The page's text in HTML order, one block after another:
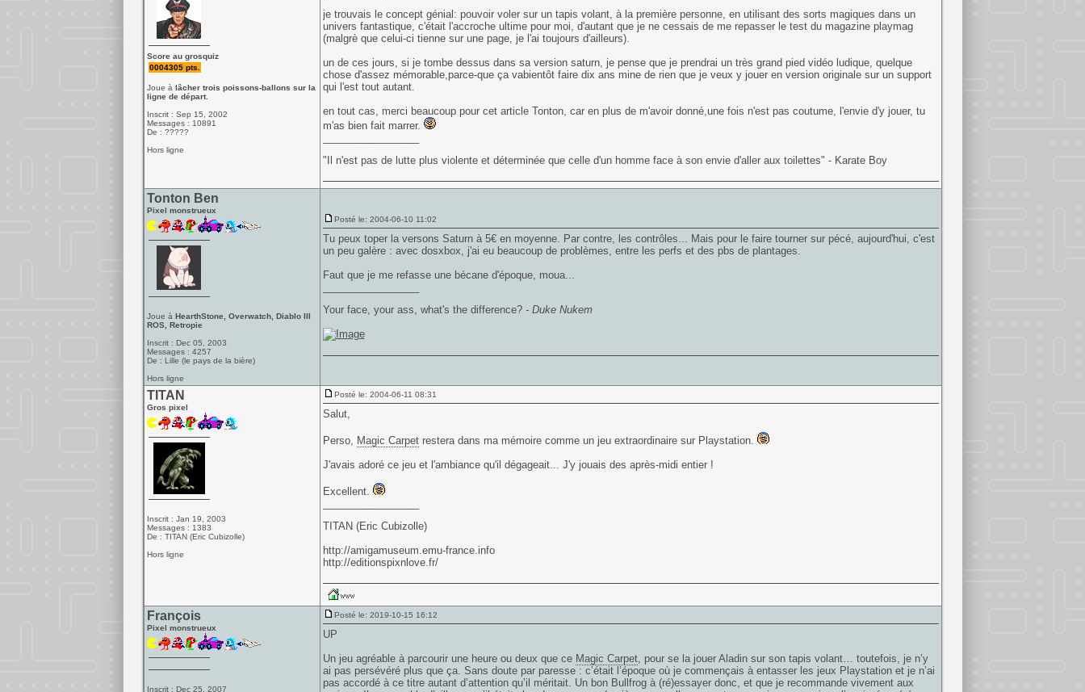
Score au grosquiz
0004305 pts.
Joue à lâcher trois poissons-ballons sur la
ligne de départ.
Inscrit : Sep 15, 2002
Messages : 10891
De : ?????
Hors ligne
je trouvais le concept génial: pouvoir voler sur un tapis volant, à la première personne, en utilisant des sorts magiques dans un
univers fantastique, c'était l'accroche ultime pour moi, d'autant que je ne cessais de me repasser le test du magazine playmag
(malgrè que celui-ci tienne sur une page, je l'ai toujours d'ailleurs).
un de ces jours, si je tombe dessus dans sa version saturn, je pense que je prendrai un très grand pied vidéo ludique, quelque
chose d'assez mémorable,parce-que ça vabientôt faire dix ans mine de rien que je veux y jouer en version originale sur un support
qui l'est tout autant.
en tout cas, merci beaucoup pour cet article Tonton, car en plus de m'avoir donné,une fois n'est pas coutume, l'envie d'y jouer, tu
m'as bien fait marrer.
"Il n'est pas de lutte plus violente et déterminée que celle d'un homme face à son envie d'aller aux toilettes" - Karate Boy
Tonton Ben
Pixel monstrueux
Joue à HearthStone, Overwatch, Diablo III
ROS, Retropie
Inscrit : Dec 05, 2003
Messages : 4257
De : Lille (le pays de la bière)
Hors ligne
Posté le: 2004-06-10 11:02
Tu peux toper la versons Saturn à 5€ en moyenne. Par contre, les contrôles... Mais pour le faire tourner sur pécé, aujourd'hui, c'est
un peu galère : avec dosxbox, j'ai eu beaucoup de problèmes, entre les perfs et des pbs de plantages.
Faut que je me refasse une bécane d'époque, moua...
Your face, your ass, what's the difference? - Duke Nukem
TITAN
Gros pixel
Inscrit : Jan 19, 2003
Messages : 1383
De : TITAN (Eric Cubizolle)
Hors ligne
Posté le: 2004-06-11 08:31
Salut,
Perso, Magic Carpetrestera dans ma mémoire comme un jeu extraordinaire sur Playstation.
J'avais adoré ce jeu et l'ambiance qu'il dégageait... J'y jouais des après-midi entier !
Excellent.
TITAN (Eric Cubizolle)
http://amigamuseum.emu-france.info
http://editionspixnlove.fr/
François
Pixel monstrueux
Inscrit : Dec 25, 2007
Posté le: 2019-10-15 16:12
UP
Un jeu agréable à parcourir une heure ou deux que ce Magic Carpet, pour se la jouer Aladin sur son tapis volant… toutefois, je n’y
ai pas persévéré plus que ça. Sans doute par paresse : c’était l’époque où je commençais à entasser les jeux Playstation et je n’ai
pas accordé à ce titre autant d’attention qu’il méritait. Un bon Bullfrog à (ré)essayer donc, et que je recommande vivement aux